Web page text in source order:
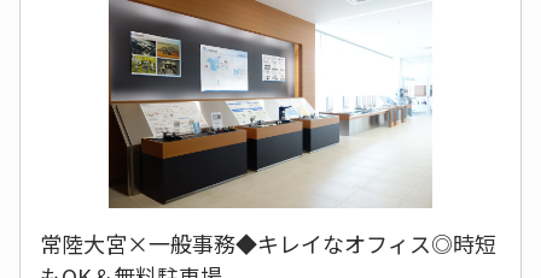
常陸大宮×一般事務◆キレイなオフィス◎時短